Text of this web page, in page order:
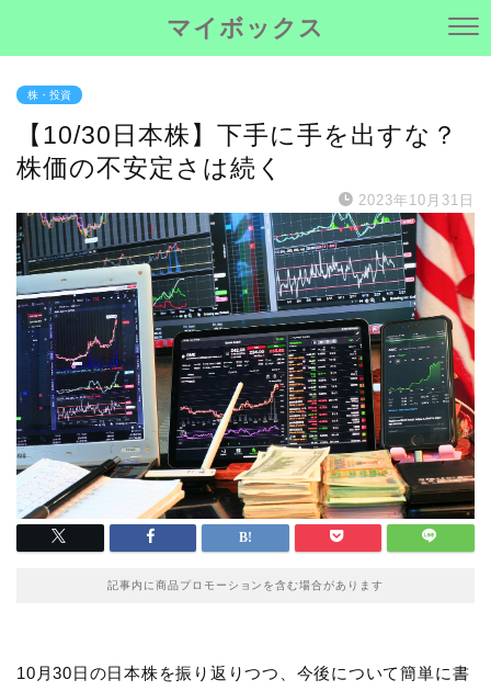
マイボックス
株・投資
【10/30日本株】下手に手を出すな？
株価の不安定さは続く
2023年10月31日
記事内に商品プロモーションを含む場合があります
10月30日の日本株を振り返りつつ、今後について簡単に書